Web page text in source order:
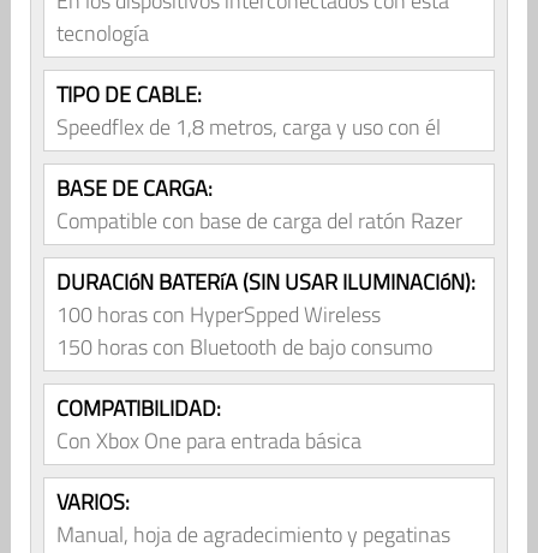
tecnología
TIPO DE CABLE:
Speedflex de 1,8 metros, carga y uso con él
BASE DE CARGA:
Compatible con base de carga del ratón Razer
DURACIóN BATERíA (SIN USAR ILUMINACIóN):
100 horas con HyperSpped Wireless
150 horas con Bluetooth de bajo consumo
COMPATIBILIDAD:
Con Xbox One para entrada básica
VARIOS:
Manual, hoja de agradecimiento y pegatinas